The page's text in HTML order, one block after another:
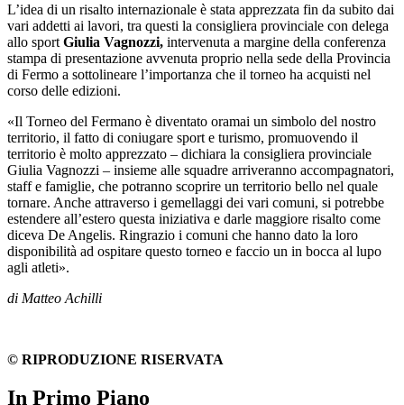
L’idea di un risalto internazionale è stata apprezzata fin da subito dai
vari addetti ai lavori, tra questi la consigliera provinciale con delega
allo sport Giulia Vagnozzi, intervenuta a margine della conferenza
stampa di presentazione avvenuta proprio nella sede della Provincia
di Fermo a sottolineare l’importanza che il torneo ha acquisti nel
corso delle edizioni.
«Il Torneo del Fermano è diventato oramai un simbolo del nostro
territorio, il fatto di coniugare sport e turismo, promuovendo il
territorio è molto apprezzato – dichiara la consigliera provinciale
Giulia Vagnozzi – insieme alle squadre arriveranno accompagnatori,
staff e famiglie, che potranno scoprire un territorio bello nel quale
tornare. Anche attraverso i gemellaggi dei vari comuni, si potrebbe
estendere all’estero questa iniziativa e darle maggiore risalto come
diceva De Angelis. Ringrazio i comuni che hanno dato la loro
disponibilità ad ospitare questo torneo e faccio un in bocca al lupo
agli atleti».
di Matteo Achilli
© RIPRODUZIONE RISERVATA
In Primo Piano